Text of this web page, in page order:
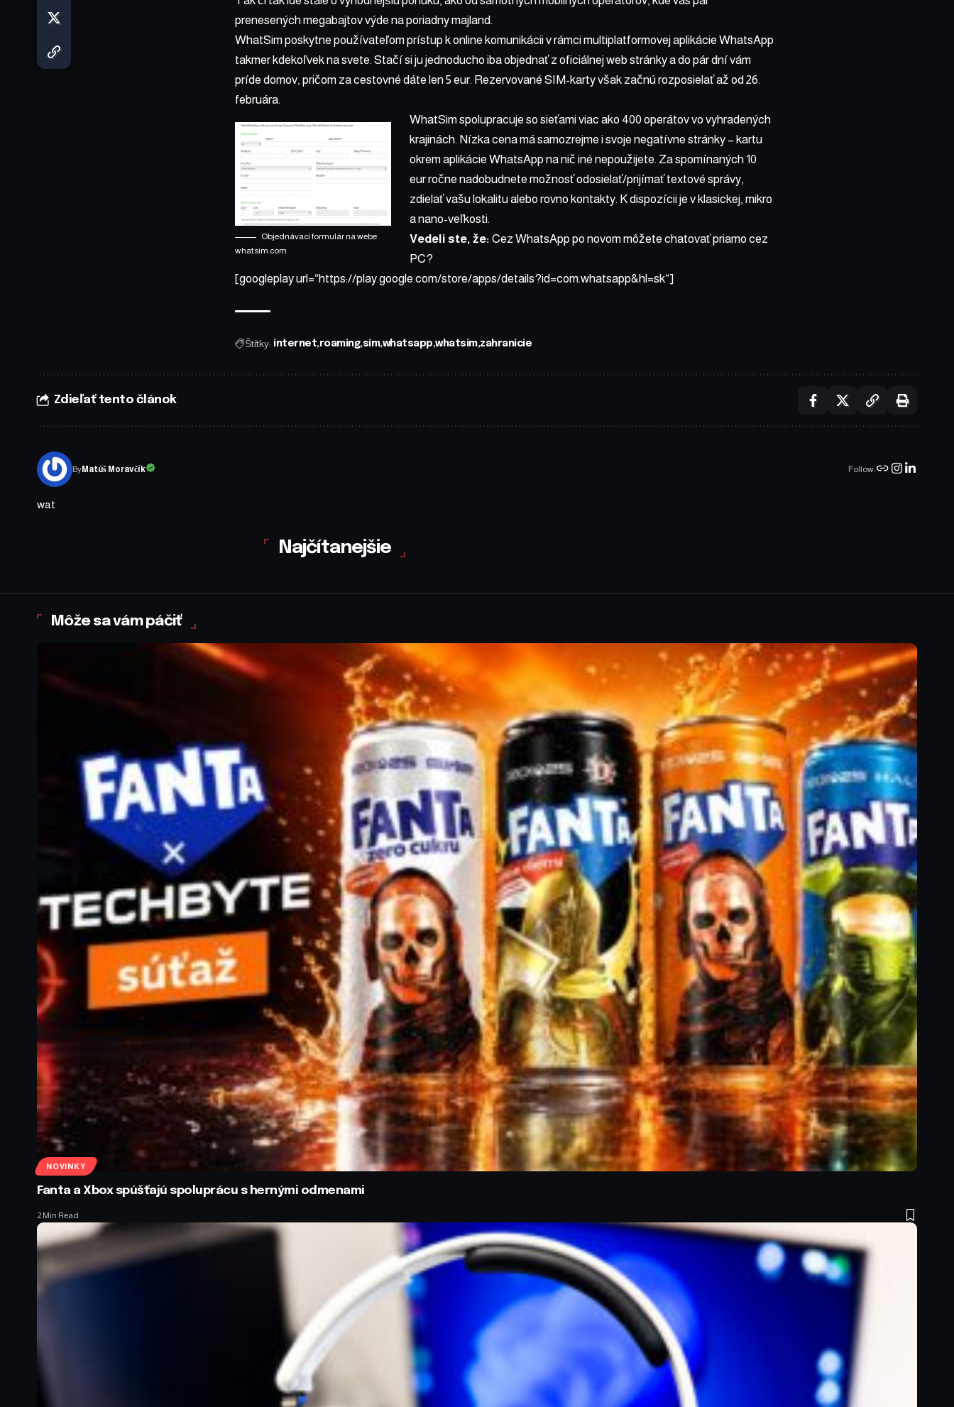
prenesených megabajtov výde na poriadny majland.
WhatSimposkytne používateľom prístup k online komunikácii v rámci multiplatformovejaplikácie WhatsApp
takmer kdekoľvek na svete. Stačí si ju jednoducho iba objednať z oficiálnejweb stránkya do pár dní vám
príde domov, pričom za cestovné dáte len 5 eur. Rezervované SIM-karty však začnú rozposielať až od 26.
februára.
Objednávací formulár na webe
whatsim.com
WhatSim spolupracuje so sieťami viac ako 400 operátov vo vyhradených
krajinách. Nízka cena má samozrejme i svoje negatívne stránky – kartu
okrem aplikácie WhatsApp na nič iné nepoužijete. Za spomínaných 10
eur ročne nadobudnete možnosť odosielať/prijímať textové správy,
zdielať vašu lokalitu alebo rovno kontakty. K dispozícii je v klasickej, mikro
a nano-veľkosti.
Vedeli ste, že: Cez WhatsApp po novom môžete chatovať priamo cez
PC?
[googleplay url=“https://play.google.com/store/apps/details?id=com.whatsapp&hl=sk“]
Štítky: internet roaming sim whatsapp whatsim zahranicie
Zdieľať tento článok
ByMatúš Moravčík Follow:
wat
Najčítanejšie
Môže sa vám páčiť
NOVINKY
Fanta a Xbox spúšťajú spoluprácu s hernými odmenami
2 Min Read